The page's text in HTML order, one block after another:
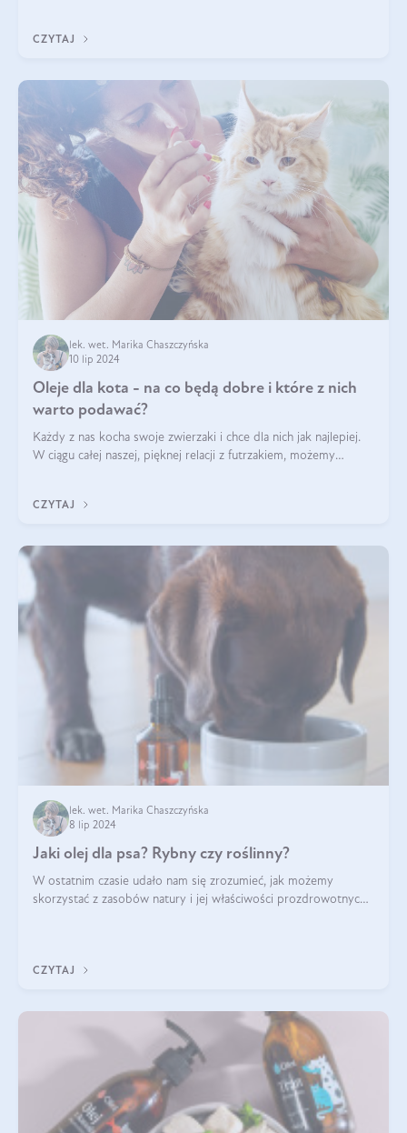
CZYTAJ
lek. wet. Marika Chaszczyńska
10 lip 2024
Oleje dla kota - na co będą dobre i które z nich
warto podawać?
Każdy z nas kocha swoje zwierzaki i chce dla nich jak najlepiej.
W ciągu całej naszej, pięknej relacji z futrzakiem, możemy
CZYTAJ
lek. wet. Marika Chaszczyńska
8 lip 2024
Jaki olej dla psa? Rybny czy roślinny?
W ostatnim czasie udało nam się zrozumieć, jak możemy
skorzystać z zasobów natury i jej właściwości prozdrowotnych,
CZYTAJ